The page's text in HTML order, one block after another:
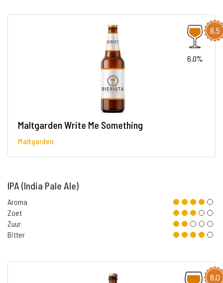
8,5
6.0%
Maltgarden Write Me Something
Maltgarden
IPA (India Pale Ale)
Aroma
Zoet
Zuur
Bitter
8,0